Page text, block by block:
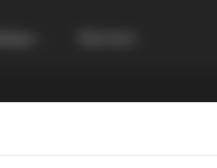
Gladiator